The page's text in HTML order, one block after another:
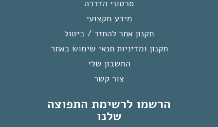
סרטוני הדרכה
מידע מקצועי
תקנון אתר להחזר / ביטול
תקנון ומדיניות תנאי שימוש באתר
החשבון שלי
צור קשר
הרשמו לרשימת התפוצה
שלנו